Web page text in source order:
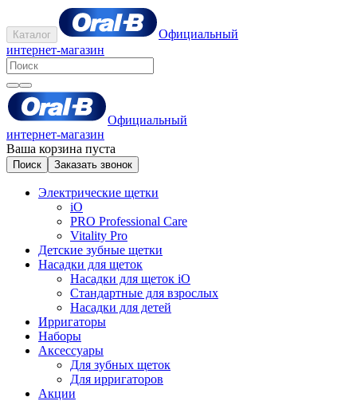
Каталог
Официальный
интернет-магазин
Официальный
интернет-магазин
Ваша корзина пуста
Поиск Заказать звонок
Электрические щетки
iO
PRO Professional Care
Vitality Pro
Детские зубные щетки
Насадки для щеток
Насадки для щеток iO
Стандартные для взрослых
Насадки для детей
Ирригаторы
Наборы
Аксессуары
Для зубных щеток
Для ирригаторов
Акции